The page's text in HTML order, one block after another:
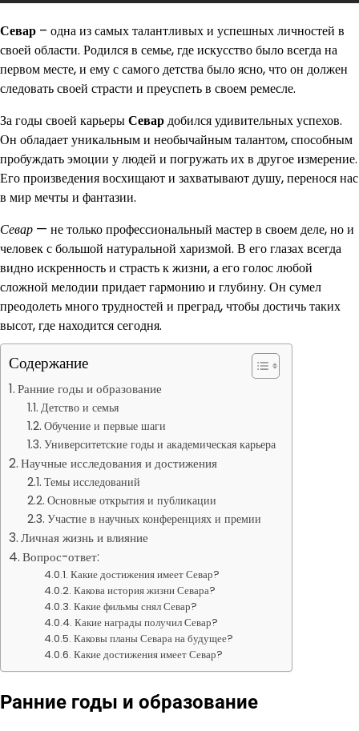
Севар – одна из самых талантливых и успешных личностей в
своей области. Родился в семье, где искусство было всегда на
первом месте, и ему с самого детства было ясно, что он должен
следовать своей страсти и преуспеть в своем ремесле.
За годы своей карьерыСевардобился удивительных успехов.
Он обладает уникальным и необычайным талантом, способным
пробуждать эмоции у людей и погружать их в другое измерение.
Его произведения восхищают и захватывают душу, перенося нас
в мир мечты и фантазии.
Севар — не только профессиональный мастер в своем деле, но и
человек с большой натуральной харизмой. В его глазах всегда
видно искренность и страсть к жизни, а его голос любой
сложной мелодии придает гармонию и глубину. Он сумел
преодолеть много трудностей и преград, чтобы достичь таких
высот, где находится сегодня.
Содержание
Ранние годы и образование
Детство и семья
Обучение и первые шаги
Университетские годы и академическая карьера
Научные исследования и достижения
Темы исследований
Основные открытия и публикации
Участие в научных конференциях и премии
Личная жизнь и влияние
Вопрос-ответ:
Какие достижения имеет Севар?
Какова история жизни Севара?
Какие фильмы снял Севар?
Какие награды получил Севар?
Каковы планы Севара на будущее?
Какие достижения имеет Севар?
Ранние годы и образование